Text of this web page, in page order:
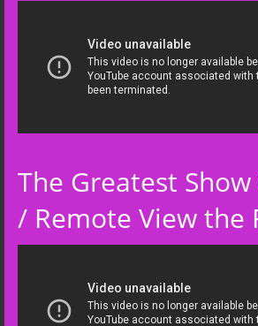
The Greatest
/ Remote View the